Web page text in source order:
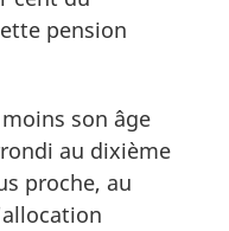
pension
son âge
au dixième
proche, au